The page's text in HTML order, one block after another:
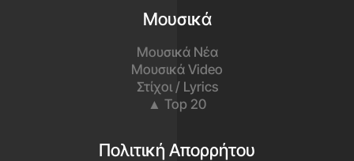
Μουσικά
Μουσικά Νέα
Μουσικά Video
Στίχοι / Lyrics
▲ Top 20
Πολιτική Απορρήτου